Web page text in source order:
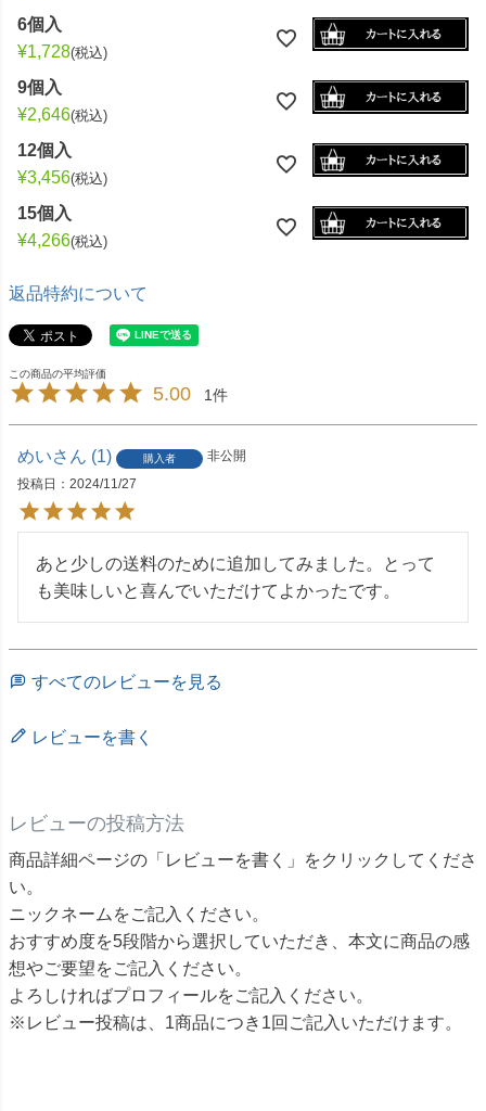
6個入
¥1,728 税込
9個入
¥2,646 税込
12個入
¥3,456 税込
15個入
¥4,266 税込
返品特約について
5.00 1
めい 1 購入者
非公開
投稿日
2024/11/27
あと少しの送料のために追加してみました。とって
も美味しいと喜んでいただけてよかったです。
すべてのレビューを見る
レビューを書く
レビューの投稿方法
商品詳細ページの「レビューを書く」をクリックしてくださ
い。
ニックネームをご記入ください。
おすすめ度を5段階から選択していただき、本文に商品の感
想やご要望をご記入ください。
よろしければプロフィールをご記入ください。
※レビュー投稿は、1商品につき1回ご記入いただけます。